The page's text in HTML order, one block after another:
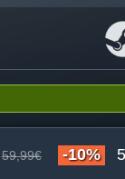
59,99€ -10%